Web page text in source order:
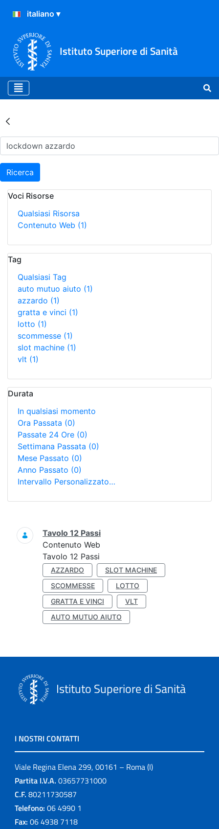
Istituto Superiore di Sanità
Risultati della Ricerca -
Ricerca
Voci Risorse
Qualsiasi Risorsa
Contenuto Web (1)
Tag
Qualsiasi Tag
auto mutuo aiuto (1)
azzardo (1)
gratta e vinci (1)
lotto (1)
scommesse (1)
slot machine (1)
vlt (1)
Durata
In qualsiasi momento
Ora Passata (0)
Passate 24 Ore (0)
Settimana Passata (0)
Mese Passato (0)
Anno Passato (0)
Intervallo Personalizzato…
Ricerca
Tavolo 12 Passi
Contenuto Web
Tavolo 12 Passi
AZZARDO
SLOT MACHINE
SCOMMESSE
LOTTO
GRATTA E VINCI
VLT
AUTO MUTUO AIUTO
Istituto Superiore di Sanità
I NOSTRI CONTATTI
Viale Regina Elena 299, 00161 – Roma (I)
Partita I.V.A. 03657731000
C.F. 80211730587
Telefono: 06 4990 1
Fax: 06 4938 7118